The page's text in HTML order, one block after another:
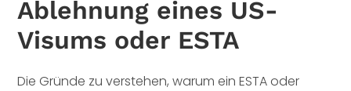
Ablehnung eines US-
Visums oder ESTA
Die Gründe zu verstehen, warum ein ESTA oder